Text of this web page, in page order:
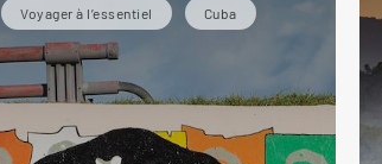
Voyager à l’essentiel Cuba